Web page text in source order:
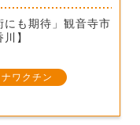
にも期待」観音寺市
】
ワクチン